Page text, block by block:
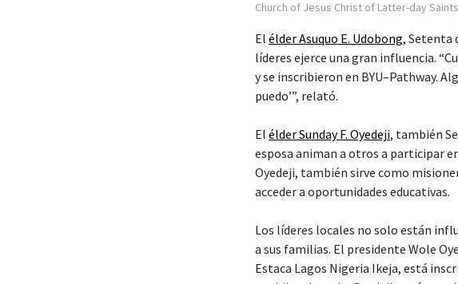
Church of Jesus Christ of Latter-day Saints
El élder Asuquo E. Udobong, Setenta
líderes ejerce una gran influencia.
y se inscribieron en BYU–Pathway.
puedo’”, relató.
El élder Sunday F. Oyedeji, también
esposa animan a otros a participar
Oyedeji, también sirve como
acceder a oportunidades educativas.
Los líderes locales no solo están
a sus familias. El presidente Wole
Estaca Lagos Nigeria Ikeja, está